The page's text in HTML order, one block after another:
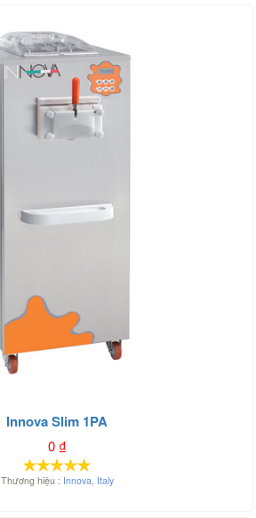
Innova Slim 1PA
0₫
Thương hiệu : Innova, Italy